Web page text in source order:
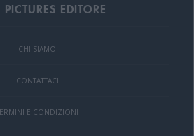
PICTURES EDITORE
CHI SIAMO
CONTATTACI
E CONDIZIONI